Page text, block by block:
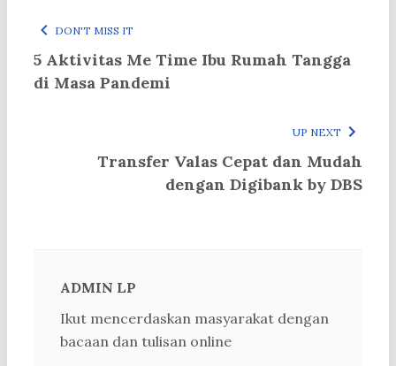
DON'T MISS IT
5 Aktivitas Me Time Ibu Rumah Tangga
di Masa Pandemi
UP NEXT
Transfer Valas Cepat dan Mudah
dengan Digibank by DBS
ADMIN LP
Ikut mencerdaskan masyarakat dengan
bacaan dan tulisan online